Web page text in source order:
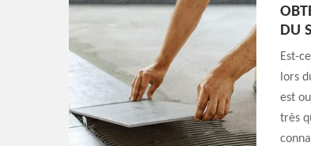
DU
Est-
lors
est
très